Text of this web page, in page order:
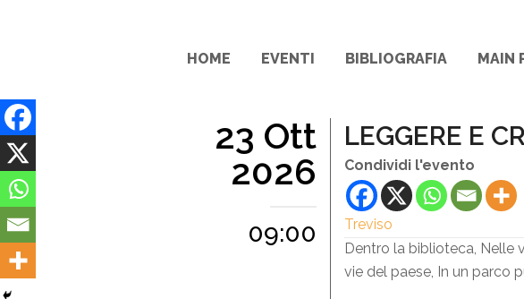
HOME EVENTI BIBLIOGRAFIA MAIN
23 Ott
2026
09:00
LEGGERE E
Condividi l'evento
Treviso
Dentro la biblioteca, Nelle
vie del paese, In un parco